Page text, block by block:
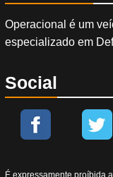
Operacional é um
especializado em
Social
É expressamente proíbida